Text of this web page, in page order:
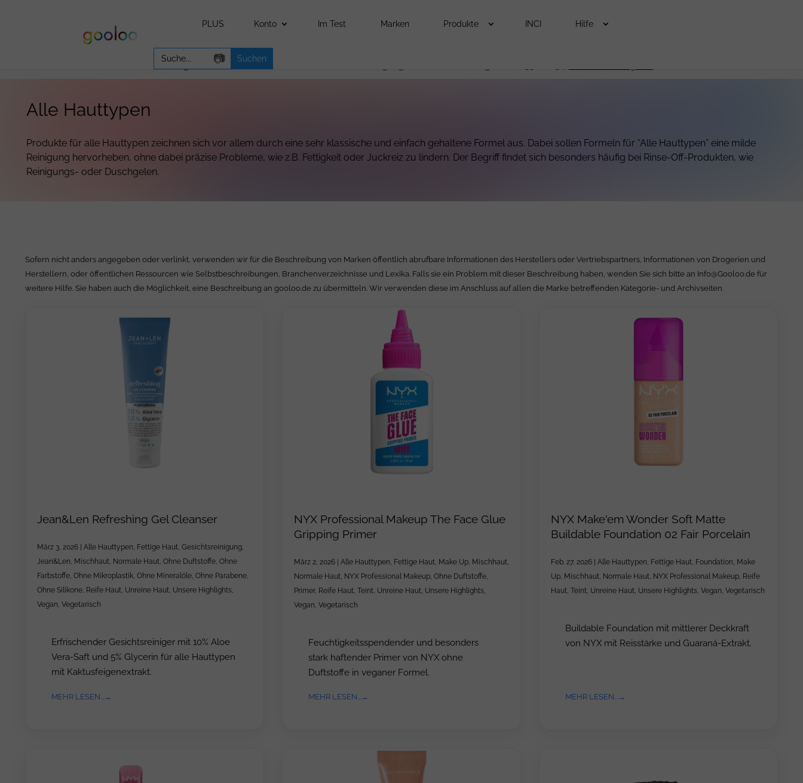
PLUS Konto Im Test Marken Produkte INCI Hilfe
Search
for:
📷
Aufgrund einer unterbrochenen Warmwasserversorgung keine neuen Beiträge in KW 33 und 34.
Alle Hauttypen
Produkte für alle Hauttypen zeichnen sich vor allem durch eine sehr klassische und einfach gehaltene Formel aus. Dabei sollen Formeln für “Alle Hauttypen” eine milde
Reinigung hervorheben, ohne dabei präzise Probleme, wie z.B. Fettigkeit oder Juckreiz zu lindern. Der Begriff findet sich besonders häufig bei Rinse-Off-Produkten, wie
Reinigungs- oder Duschgelen.
Sofern nicht anders angegeben oder verlinkt, verwenden wir für die Beschreibung von Marken öffentlich abrufbare Informationen des Herstellers oder Vertriebspartners, Informationen von Drogerien und
Herstellern, oder öffentlichen Ressourcen wie Selbstbeschreibungen, Branchenverzeichnisse und Lexika. Falls sie ein Problem mit dieser Beschreibung haben, wenden Sie sich bitte an Info@Gooloo.de für
weitere Hilfe. Sie haben auch die Möglichkeit, eine Beschreibung an gooloo.de zu übermitteln. Wir verwenden diese im Anschluss auf allen die Marke betreffenden Kategorie- und Archivseiten.
Jean&Len Refreshing Gel Cleanser
März 3, 2026 Alle Hauttypen, Fettige Haut, Gesichtsreinigung,
Jean&Len, Mischhaut, Normale Haut, Ohne Duftstoffe, Ohne
Farbstoffe, Ohne Mikroplastik, Ohne Mineralöle, Ohne Parabene,
Ohne Silikone, Reife Haut, Unreine Haut, Unsere Highlights,
Vegan, Vegetarisch
Erfrischender Gesichtsreiniger mit 10% Aloe
Vera-Saft und 5% Glycerin für alle Hauttypen
mit Kaktusfeigenextrakt.
MEHR LESEN...
NYX Professional Makeup The Face Glue
Gripping Primer
März 2, 2026 Alle Hauttypen, Fettige Haut, Make Up, Mischhaut,
Normale Haut, NYX Professional Makeup, Ohne Duftstoffe,
Primer, Reife Haut, Teint, Unreine Haut, Unsere Highlights,
Vegan, Vegetarisch
Feuchtigkeitsspendender und besonders
stark haftender Primer von NYX ohne
Duftstoffe in veganer Formel.
MEHR LESEN...
NYX Make'em Wonder Soft Matte
Buildable Foundation 02 Fair Porcelain
Feb. 27, 2026 Alle Hauttypen, Fettige Haut, Foundation, Make
Up, Mischhaut, Normale Haut, NYX Professional Makeup, Reife
Haut, Teint, Unreine Haut, Unsere Highlights, Vegan, Vegetarisch
Buildable Foundation mit mittlerer Deckkraft
von NYX mit Reisstärke und Guaraná-Extrakt.
MEHR LESEN...